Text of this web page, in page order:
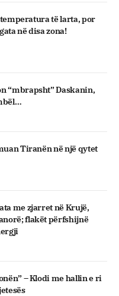
të larta, por
në disa zona!
“mbrapsht” Daskanin,
Tiranën në një qytet
me zjarret në Krujë,
flakët përfshijnë
– Klodi me hallin e ri